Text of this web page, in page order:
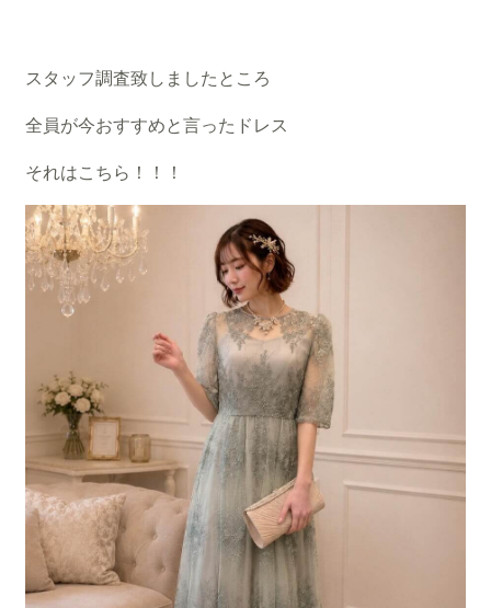
スタッフ調査致しましたところ
全員が今おすすめと言ったドレス
それはこちら！！！